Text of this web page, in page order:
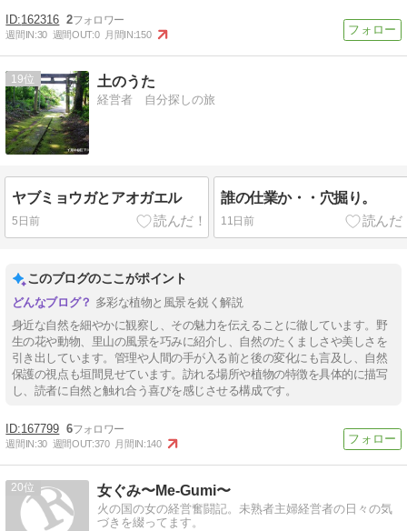
162316 2
週間IN:30 週間OUT:0 月間IN:150
19 土のうた
経営者 自分探しの旅
ヤブミョウガとアオガエル
5日前
誰の仕業か・・穴掘り。
11日前
このブログのここがポイント
多彩な植物と風景を鋭く解説
身近な自然を細やかに観察し、その魅力を伝えることに徹しています。野
生の花や動物、里山の風景を巧みに紹介し、自然のたくましさや美しさを
引き出しています。管理や人間の手が入る前と後の変化にも言及し、自然
保護の視点も垣間見せています。訪れる場所や植物の特徴を具体的に描写
し、読者に自然と触れ合う喜びを感じさせる構成です。
167799 6
週間IN:30 週間OUT:370 月間IN:140
20 女ぐみ〜Me-Gumi〜
火の国の女の経営奮闘記。未熟者主婦経営者の日々の気
づきを綴ってます。